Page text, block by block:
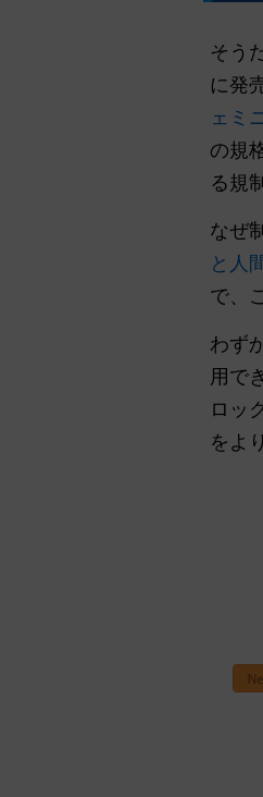
そう
に発
ェミ
の規
る規
なぜ
と人
で、
わず
用で
ロッ
をよ